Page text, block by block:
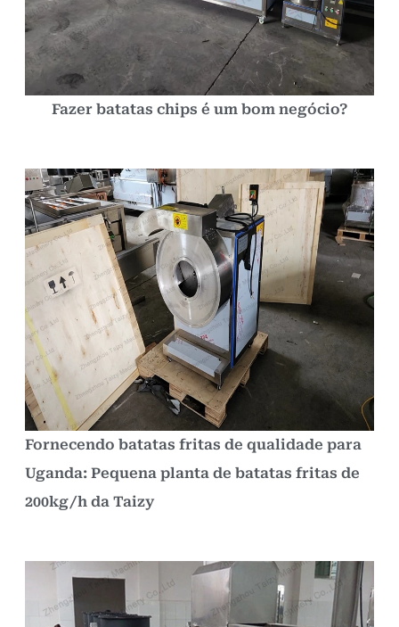
Fazer batatas chips é um bom negócio?
Fornecendo batatas fritas de qualidade para
Uganda: Pequena planta de batatas fritas de
200kg/h da Taizy